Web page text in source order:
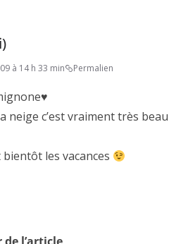
à 14 h 33 min Permalien
neige c’est vraiment très beau
bientôt les vacances